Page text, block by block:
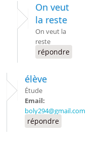
On veut
la reste
On veut la
reste
répondre
élève
Étude
Email:
boly294@gmail.com
répondre